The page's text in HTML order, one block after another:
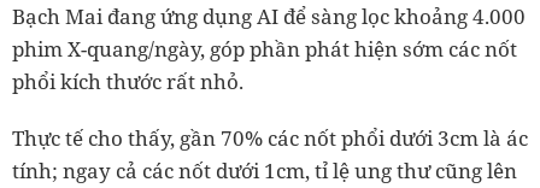
Bạch Mai đang ứng dụng AI để sàng lọc khoảng 4.000
phim X-quang/ngày, góp phần phát hiện sớm các nốt
phổi kích thước rất nhỏ.
Thực tế cho thấy, gần 70% các nốt phổi dưới 3cm là ác
tính; ngay cả các nốt dưới 1cm, tỉ lệ ung thư cũng lên